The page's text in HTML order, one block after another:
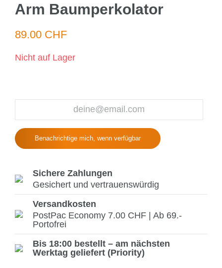
Arm Baumperkolator
89.00 CHF
Nicht auf Lager
Benachrichtige mich, wenn verfügbar
Sichere Zahlungen
Gesichert und vertrauenswürdig
Versandkosten
PostPac Economy 7.00 CHF | Ab 69.-
Portofrei
Bis 18:00 bestellt – am nächsten
Werktag geliefert (Priority)